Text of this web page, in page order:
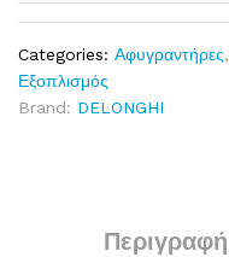
Categories: Αφυγραντήρες,
Εξοπλισμός
Brand: DELONGHI
Περιγραφή